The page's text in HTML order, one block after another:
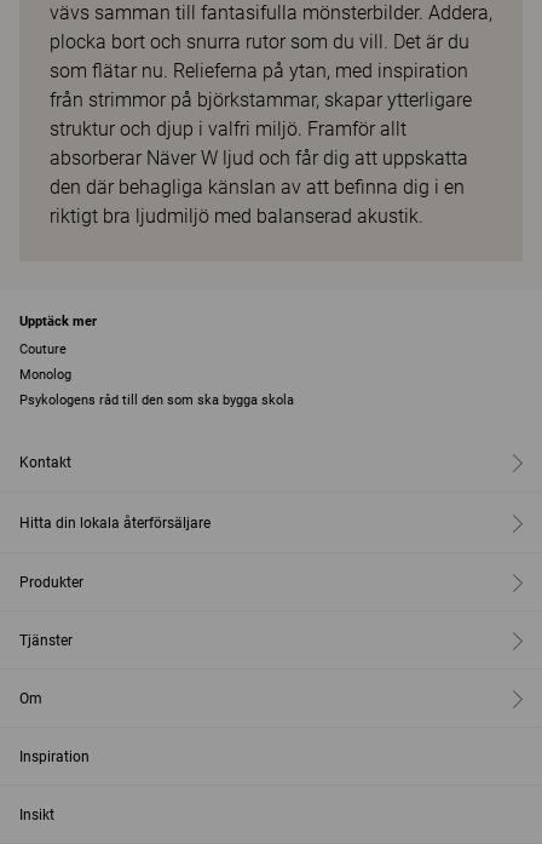
vävs samman till fantasifulla mönsterbilder. Addera,
plocka bort och snurra rutor som du vill. Det är du
som flätar nu. Relieferna på ytan, med inspiration
från strimmor på björkstammar, skapar ytterligare
struktur och djup i valfri miljö. Framför allt
absorberar Näver W ljud och får dig att uppskatta
den där behagliga känslan av att befinna dig i en
riktigt bra ljudmiljö med balanserad akustik.
Upptäck mer
Couture
Monolog
Psykologens råd till den som ska bygga skola
Kontakt
Hitta din lokala återförsäljare
Produkter
Tjänster
Om
Inspiration
Insikt